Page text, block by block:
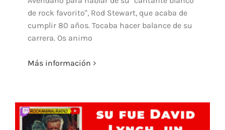
de rock favorito", Rod Stewart, que acaba de
cumplir 80 años. Tocaba hacer balance de su
carrera. Os animo
Más información